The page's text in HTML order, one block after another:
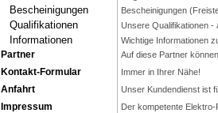
Bescheinigungen Bescheinigungen
Qualifikationen Unsere Qualifikationen -
Informationen Wichtige Informationen
Partner Auf diese Partner
Kontakt-Formular Immer in Ihrer Nähe!
Anfahrt Unser Kundendienst ist
Impressum Der kompetente Elektro-